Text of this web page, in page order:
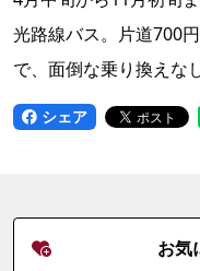
光路線バス。片道700
で、面倒な乗り換えな
シェア
お気